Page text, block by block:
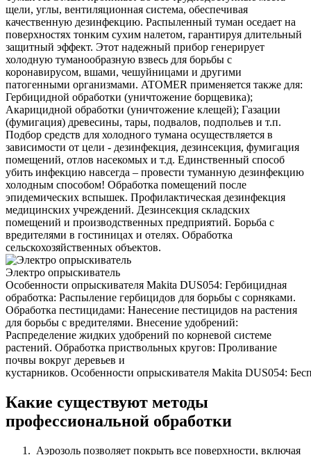
щели, углы, вентиляционная система, обеспечивая
качественную дезинфекцию. Распыленный туман оседает на
поверхностях тонким сухим налетом, гарантируя длительный
защитный эффект. Этот надежный прибор генерирует
холодную туманообразную взвесь для борьбы с
коронавирусом, вшами, чешуйницами и другими
патогенными организмами. ATOMER применяется также для:
Гербицидной обработки (уничтожение борщевика);
Акарицидной обработки (уничтожение клещей); Газации
(фумигация) древесины, тары, подвалов, подпольев и т.п.
Подбор средств для холодного тумана осуществляется в
зависимости от цели - дезинфекция, дезинсекция, фумигация
помещений, отлов насекомых и т.д. Единственный способ
убить инфекцию навсегда – провести туманную дезинфекцию
холодным способом! Обработка помещений после
эпидемических вспышек. Профилактическая дезинфекция
медицинских учреждений. Дезинсекция складских
помещений и производственных предприятий. Борьба с
вредителями в гостиницах и отелях. Обработка
сельскохозяйственных объектов.
Электро опрыскиватель
Особенности опрыскивателя Makita DUS054: Гербицидная
обработка: Распыление гербицидов для борьбы с сорняками.
Обработка пестицидами: Нанесение пестицидов на растения
для борьбы с вредителями. Внесение удобрений:
Распределение жидких удобрений по корневой системе
растений. Обработка приствольных кругов: Проливание
почвы вокруг деревьев и
кустарников. Особенности опрыскивателя Makita DUS054:
Какие существуют методы
профессиональной обработки
Аэрозоль позволяет покрыть все поверхности, включая